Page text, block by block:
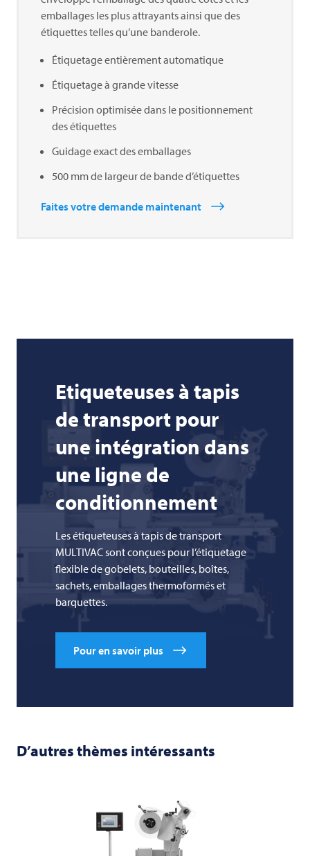
emballages les plus attrayants ainsi que des
étiquettes telles qu’une banderole.
Étiquetage entièrement automatique
Étiquetage à grande vitesse
Précision optimisée dans le positionnement
des étiquettes
Guidage exact des emballages
500 mm de largeur de bande d’étiquettes
Faites votre demande maintenant
Etiqueteuses à tapis
de transport pour
une intégration dans
une ligne de
conditionnement
Les étiqueteuses à tapis de transport
MULTIVAC sont conçues pour l’étiquetage
flexible de gobelets, bouteilles, boîtes,
sachets, emballages thermoformés et
barquettes.
Pour en savoir plus
D’autres thèmes intéressants